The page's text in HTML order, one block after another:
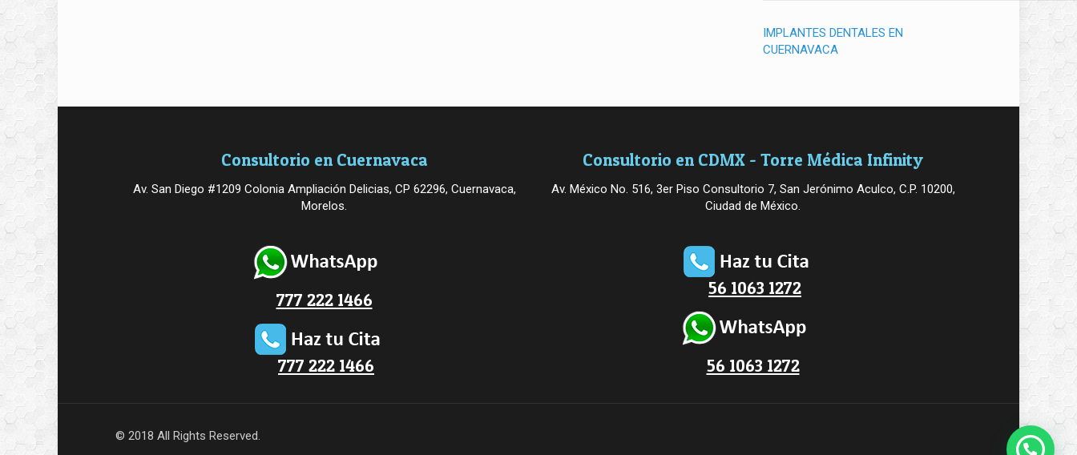
IMPLANTES DENTALES EN
CUERNAVACA
Consultorio en Cuernavaca
Av. San Diego #1209 Colonia Ampliación Delicias, CP 62296, Cuernavaca,
Morelos.
777 222 1466
777 222 1466
Consultorio en CDMX - Torre Médica Infinity
Av. México No. 516, 3er Piso Consultorio 7, San Jerónimo Aculco, C.P. 10200,
Ciudad de México.
56 1063 1272
56 1063 1272
© 2018 All Rights Reserved.